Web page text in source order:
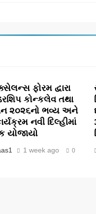
ફોરમ દ્વારા
કોન્કલેવ તથા
૨૦૨૬નો ભવ્ય અને
નવી દિલ્હીમાં
યોજાયો
1 week ago 0